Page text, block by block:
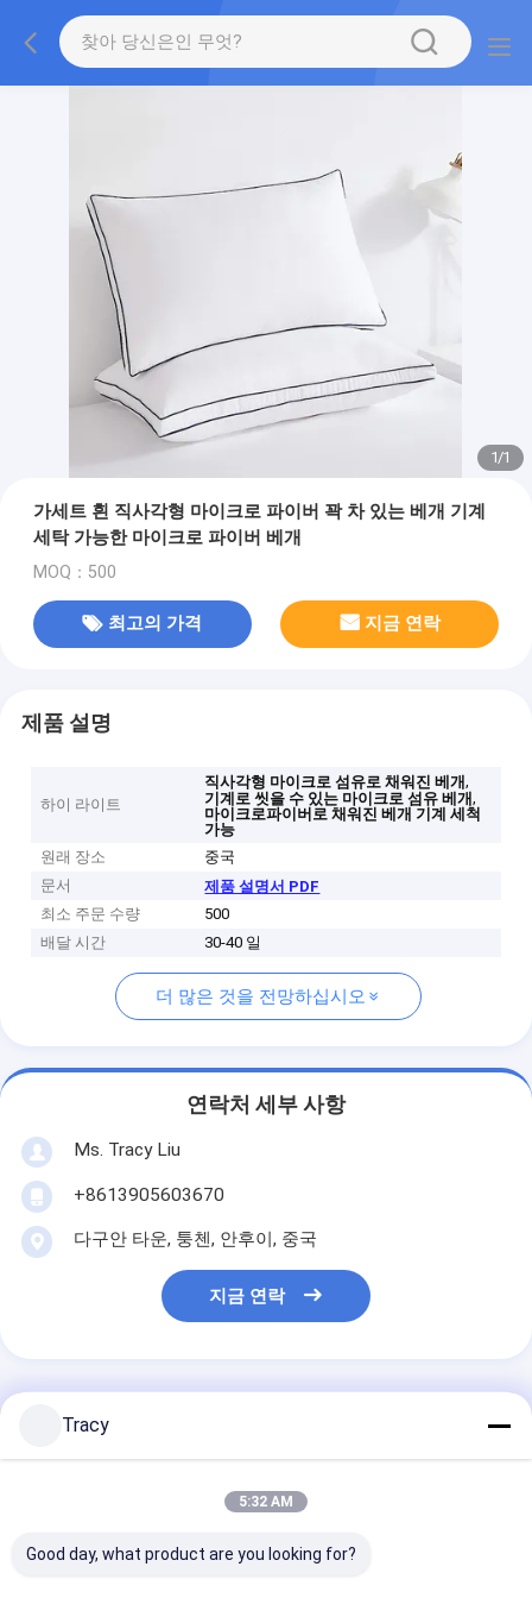
1/1
가세트 흰 직사각형 마이크로 파이버 꽉 차 있는 베개 기계
세탁 가능한 마이크로 파이버 베개
MOQ：500
최고의 가격 지금 연락
제품 설명
하이 라이트
직사각형 마이크로 섬유로 채워진 베개,
기계로 씻을 수 있는 마이크로 섬유 베개,
마이크로파이버로 채워진 베개 기계 세척
가능
원래 장소
중국
문서
제품 설명서 PDF
최소 주문 수량
500
배달 시간
30-40 일
더 많은 것을 전망하십시오
연락처 세부 사항
Ms. Tracy Liu
+8613905603670
다구안 타운, 퉁첸, 안후이, 중국
지금 연락
가세트 흰 직사각형 마이크로 파이
한 마이크로 파이버 베개
Tracy
5:32 AM
Good day, what product are you looking for?